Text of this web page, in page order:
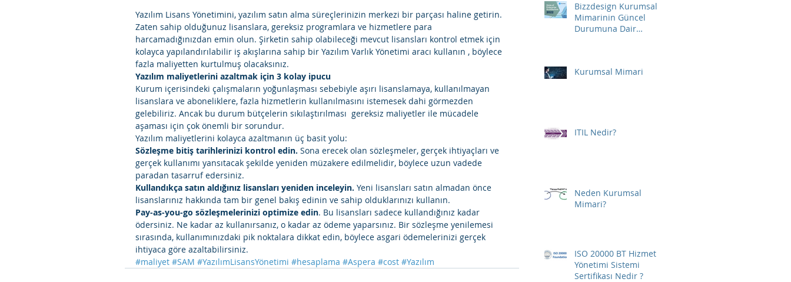
Yazılım Lisans Yönetimini, yazılım satın alma süreçlerinizin merkezi bir parçası haline getirin.
Zaten sahip olduğunuz lisanslara, gereksiz programlara ve hizmetlere para
harcamadığınızdan emin olun. Şirketin sahip olabileceği mevcut lisansları kontrol etmek için
kolayca yapılandırılabilir iş akışlarına sahip bir Yazılım Varlık Yönetimi aracı kullanın , böylece
fazla maliyetten kurtulmuş olacaksınız.
Yazılım maliyetlerini azaltmak için 3 kolay ipucu
Kurum içerisindeki çalışmaların yoğunlaşması sebebiyle aşırı lisanslamaya, kullanılmayan
lisanslara ve aboneliklere, fazla hizmetlerin kullanılmasını istemesek dahi görmezden
gelebiliriz. Ancak bu durum bütçelerin sıkılaştırılması  gereksiz maliyetler ile mücadele
aşaması için çok önemli bir sorundur.
Yazılım maliyetlerini kolayca azaltmanın üç basit yolu:
Sözleşme bitiş tarihlerinizi kontrol edin. Sona erecek olan sözleşmeler, gerçek ihtiyaçları ve
gerçek kullanımı yansıtacak şekilde yeniden müzakere edilmelidir, böylece uzun vadede
paradan tasarruf edersiniz.
Kullandıkça satın aldığınız lisansları yeniden inceleyin. Yeni lisansları satın almadan önce
lisanslarınız hakkında tam bir genel bakış edinin ve sahip olduklarınızı kullanın.
Pay-as-you-go sözleşmelerinizi optimize edin. Bu lisansları sadece kullandığınız kadar
ödersiniz. Ne kadar az kullanırsanız, o kadar az ödeme yaparsınız. Bir sözleşme yenilemesi
sırasında, kullanımınızdaki pik noktalara dikkat edin, böylece asgari ödemelerinizi gerçek
ihtiyaca göre azaltabilirsiniz.
#maliyet #SAM #YazılımLisansYönetimi #hesaplama #Aspera #cost #Yazılım
Bizzdesign Kurumsal
Mimarinin Güncel
Durumuna Dair
Kurumsal Mimari
ITIL Nedir?
Neden Kurumsal
Mimari?
ISO 20000 BT Hizmet
Yönetimi Sistemi
Sertifikası Nedir ?